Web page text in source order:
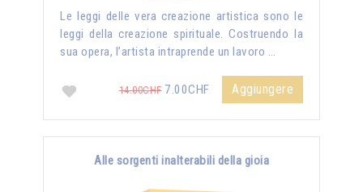
Le leggi delle vera creazione artistica sono le
leggi della creazione spirituale. Costruendo la
sua opera, l’artista intraprende un lavoro …
14.00CHF7.00CHF Aggiungere
Alle sorgenti inalterabili della gioia